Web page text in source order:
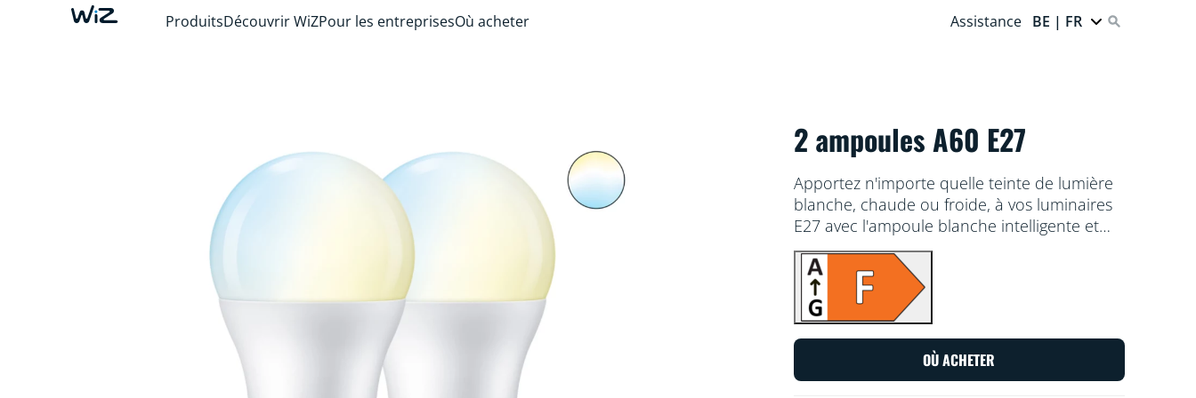
ProduitsDécouvrir WiZPour les entreprisesOù acheter Assistance BE | FR
2 ampoules A60 E27
Apportez n'importe quelle teinte de lumière
blanche, chaude ou froide, à vos luminaires
E27 avec l'ampoule blanche intelligente et
réglable WiZ. Utilisez l'application WiZ ou
votre voix pour varier l'intensité lumineuse
ou appliquer des modes d'éclairage
prédéfinis sur les installations Wi-Fi.
OÙ ACHETER